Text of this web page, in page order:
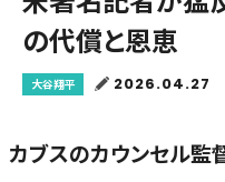
の代償と恩恵
大谷翔平 2026.04.27
カブスのカウンセル